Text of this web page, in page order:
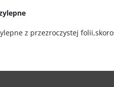
z przezroczystej